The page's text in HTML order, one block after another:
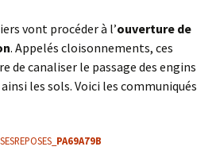
vont procéder à l’ouverture de
. Appelés cloisonnements, ces
de canaliser le passage des engins
les sols. Voici les communiqués
PA69A79B